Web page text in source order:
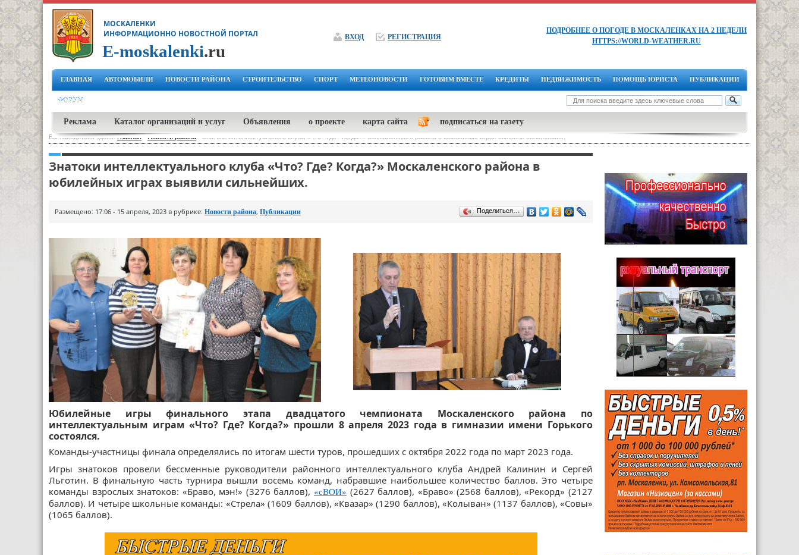
ВХОД РЕГИСТРАЦИЯ
МОСКАЛЕНКИ
ИНФОРМАЦИОННО НОВОСТНОЙ ПОРТАЛ
E-moskalenki.ru
ПОДРОБНЕЕ О ПОГОДЕ В МОСКАЛЕНКАХ НА 2 НЕДЕЛИ
HTTPS://WORLD-WEATHER.RU
ГЛАВНАЯ АВТОМОБИЛИ НОВОСТИ РАЙОНА СТРОИТЕЛЬСТВО СПОРТ МЕТЕОНОВОСТИ ГОТОВИМ ВМЕСТЕ КРЕДИТЫ НЕДВИЖИМОСТЬ ПОМОЩЬ ЮРИСТА ПУБЛИКАЦИИ
ФОРУМ
Реклама Каталог организаций и услуг Объявления о проекте карта сайта подписаться на газету
Вы находитесь здесь:Главная-Новости района Знатоки интеллектуального клуба «Что? Где? Когда?» Москаленского района в юбилейных играх выявили сильнейших.
Знатоки интеллектуального клуба «Что? Где? Когда?» Москаленского района в
юбилейных играх выявили сильнейших.
Размещено: 17:06 - 15 апреля, 2023 в рубрике: Новости района, Публикации Поделиться…
Юбилейные игры финального этапа двадцатого чемпионата Москаленского района по
интеллектуальным играм «Что? Где? Когда?» прошли 8 апреля 2023 года в гимназии имени Горького
состоялся.
Команды-участницы финала определялись по итогам шести туров, прошедших с октября 2022 года по март 2023 года.
Игры знатоков провели бессменные руководители районного интеллектуального клуба Андрей Калинин и Сергей
Льготин. В финальную часть турнира вышли восемь команд, набравшие наибольшее количество баллов. Это четыре
команды взрослых знатоков: «Браво, мэн!» (3276 баллов), «сВОИ» (2627 баллов), «Браво» (2568 баллов), «Рекорд» (2127
баллов). И четыре школьные команды: «Стрела» (1609 баллов), «Квазар» (1290 баллов), «Колыван» (1137 баллов), «Совы»
(1065 баллов).